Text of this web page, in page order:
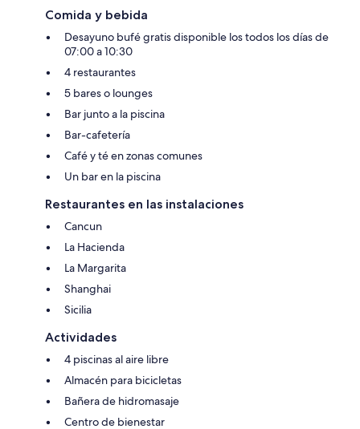
Comida y bebida
Desayuno bufé gratis disponible los todos los días de
07:00 a 10:30
4 restaurantes
5 bares o lounges
Bar junto a la piscina
Bar-cafetería
Café y té en zonas comunes
Un bar en la piscina
Restaurantes en las instalaciones
Cancun
La Hacienda
La Margarita
Shanghai
Sicilia
Actividades
4 piscinas al aire libre
Almacén para bicicletas
Bañera de hidromasaje
Centro de bienestar